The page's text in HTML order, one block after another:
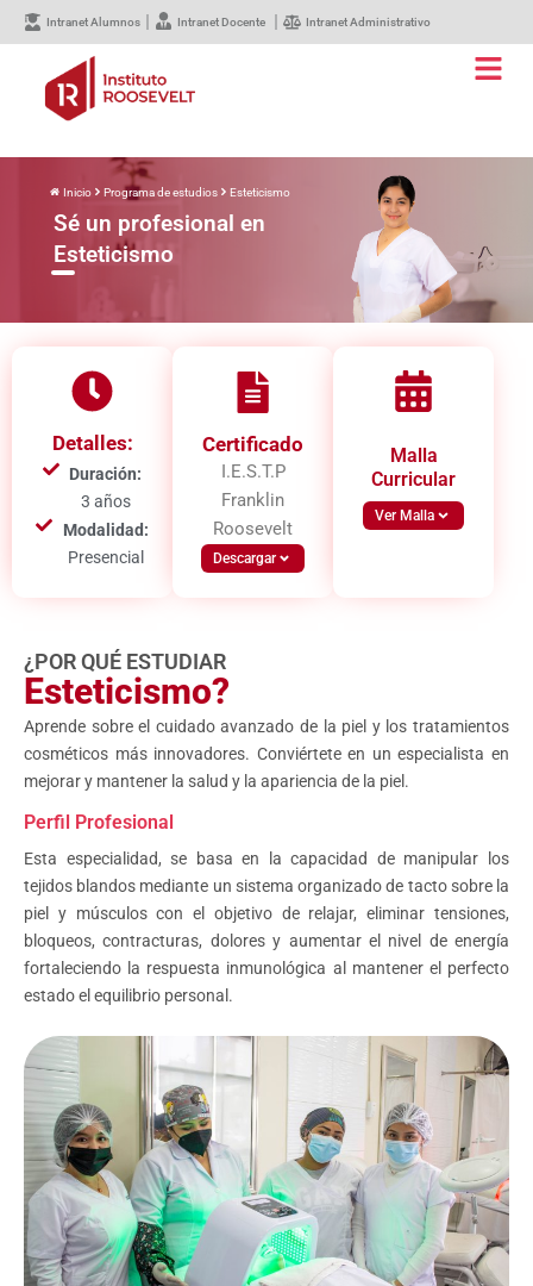
Intranet Alumnos Intranet Docente Intranet Administrativo
Inicio Programa de estudios Esteticismo
Sé un profesional en
Esteticismo
Detalles:
Duración:
3 años
Modalidad:
Presencial
Certificado
I.E.S.T.P
Franklin
Roosevelt
Descargar
Malla
Curricular
Ver Malla
¿POR QUÉ ESTUDIAR
Esteticismo?
Aprende sobre el cuidado avanzado de la piel y los tratamientos
cosméticos más innovadores. Conviértete en un especialista en
mejorar y mantener la salud y la apariencia de la piel.
Perfil Profesional
Esta especialidad, se basa en la capacidad de manipular los
tejidos blandos mediante un sistema organizado de tacto sobre la
piel y músculos con el objetivo de relajar, eliminar tensiones,
bloqueos, contracturas, dolores y aumentar el nivel de energía
fortaleciendo la respuesta inmunológica al mantener el perfecto
estado el equilibrio personal.